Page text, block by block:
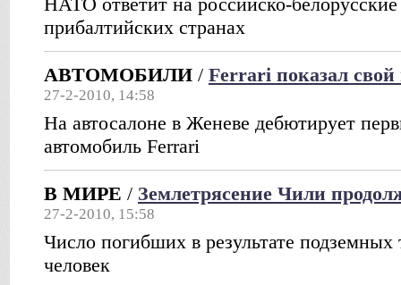
прибалтийских странах
АВТОМОБИЛИ / Ferrari показал
27-2-2010, 14:58
На автосалоне в Женеве дебютирует
автомобиль Ferrari
В МИРЕ / Землетрясение Чили
27-2-2010, 15:58
Число погибших в результате подземных
человек